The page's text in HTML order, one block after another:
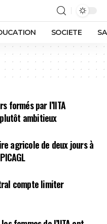
SOCIETE
formés par l’IITA
ambitieux
agricole de deux jours à
compte limiter